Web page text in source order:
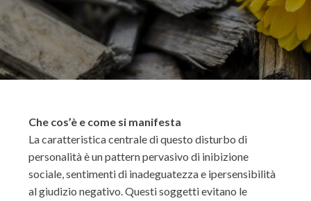
Che cos’è e come si manifesta
La caratteristica centrale di questo disturbo di
personalità è un pattern pervasivo di inibizione
sociale, sentimenti di inadeguatezza e ipersensibilità
al giudizio negativo. Questi soggetti evitano le